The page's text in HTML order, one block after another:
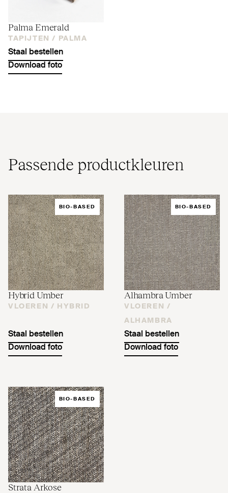
Palma Emerald
TAPIJTEN / PALMA
Staal bestellen
Download foto
Passende pro­duct­kleuren
BIO-BASED
Hybrid Umber
VLOEREN / HYBRID
Staal bestellen
Download foto
BIO-BASED
Alhambra Umber
VLOEREN /
ALHAMBRA
Staal bestellen
Download foto
BIO-BASED
Strata Arkose